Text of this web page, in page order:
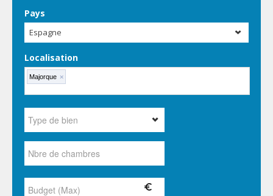
Pays
Espagne
Localisation
Majorque ×